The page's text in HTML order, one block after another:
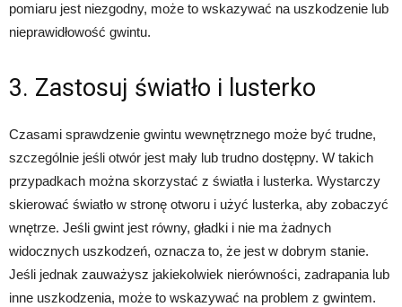
pomiaru jest niezgodny, może to wskazywać na uszkodzenie lub
nieprawidłowość gwintu.
3. Zastosuj światło i lusterko
Czasami sprawdzenie gwintu wewnętrznego może być trudne,
szczególnie jeśli otwór jest mały lub trudno dostępny. W takich
przypadkach można skorzystać z światła i lusterka. Wystarczy
skierować światło w stronę otworu i użyć lusterka, aby zobaczyć
wnętrze. Jeśli gwint jest równy, gładki i nie ma żadnych
widocznych uszkodzeń, oznacza to, że jest w dobrym stanie.
Jeśli jednak zauważysz jakiekolwiek nierówności, zadrapania lub
inne uszkodzenia, może to wskazywać na problem z gwintem.